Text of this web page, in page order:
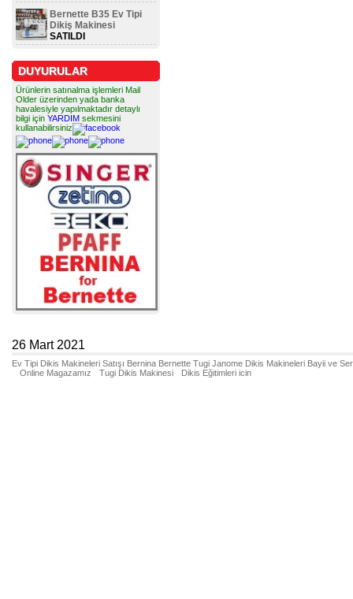
Bernette B35 Ev Tipi
Dikiş Makinesi
SATILDI
DUYURULAR
Ürünlerin satınalma işlemleri Mail
Older üzerinden yada banka
havalesiyle yapılmaktadır detaylı
bilgi için YARDIM sekmesini
kullanabilirsiniz
26 Mart 2021
Ev Tipi Dikis Makineleri Satışı Bernina Bernette Tugi Janome Dikis Makineleri Bayii ve
Online Magazamız
Tugi Dikis Makinesi Dikis Eğitimleri icin